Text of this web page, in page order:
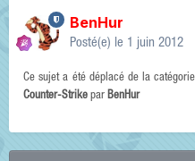
BenHur
Posté(e) le 1 juin 2012
Ce sujet a été déplacé de la
Counter-Strike par BenHur